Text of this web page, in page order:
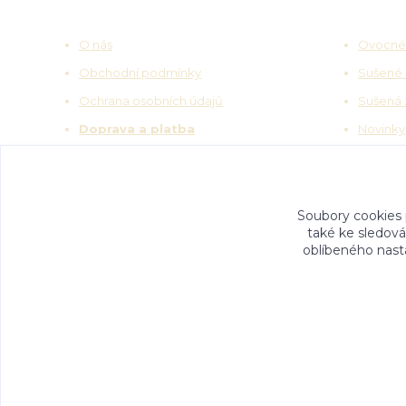
O nás
Obchodní podmínky
Ochrana osobních údajů
Doprava a platba
Sušená
Novinky
Soubory
také ke
oblíbeného